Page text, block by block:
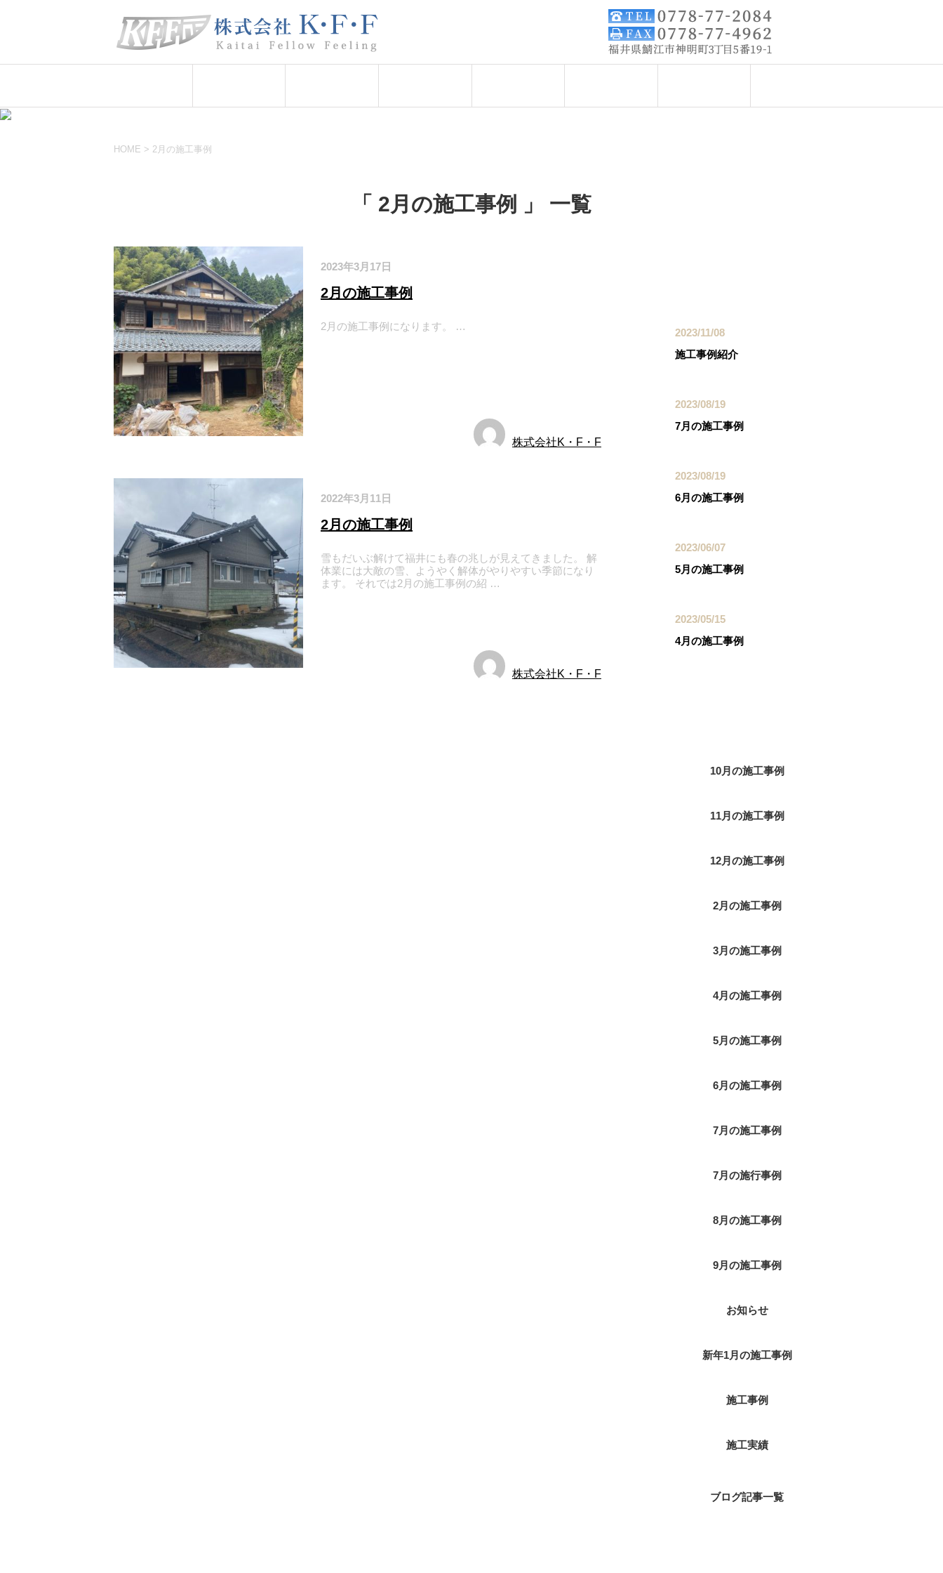
HOME > 2月の施工事例
「 2月の施工事例 」 一覧
2023年3月17日
2月の施工事例
2月の施工事例になります。 …
株式会社K・F・F
2022年3月11日
2月の施工事例
雪もだいぶ解けて福井にも春の兆しが見えてきました。 解
体業には大敵の雪、ようやく解体がやりやすい季節になり
ます。 それでは2月の施工事例の紹 …
株式会社K・F・F
2023/11/08
施工事例紹介
2023/08/19
7月の施工事例
2023/08/19
6月の施工事例
2023/06/07
5月の施工事例
2023/05/15
4月の施工事例
10月の施工事例
11月の施工事例
12月の施工事例
2月の施工事例
3月の施工事例
4月の施工事例
5月の施工事例
6月の施工事例
7月の施工事例
7月の施行事例
8月の施工事例
9月の施工事例
お知らせ
新年1月の施工事例
施工事例
施工実績
ブログ記事一覧